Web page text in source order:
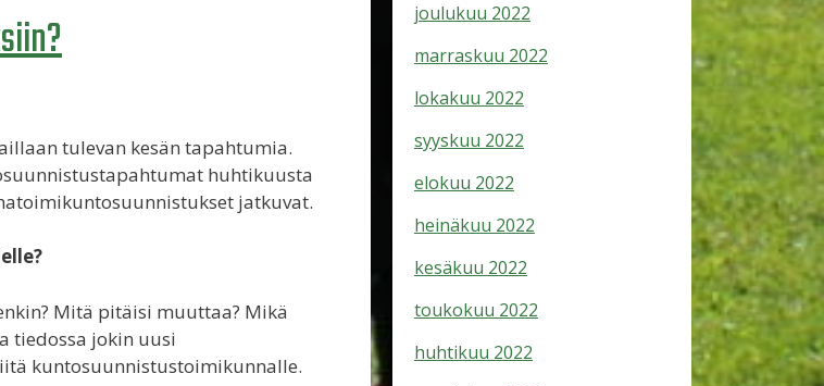
tulevan kesän tapahtumia.
huhtikuusta
jatkuvat.
Mitä pitäisi muuttaa? Mikä
tiedossa jokin uusi
kuntosuunnistustoimikunnalle.
joulukuu 2022
marraskuu 2022
lokakuu 2022
syyskuu 2022
elokuu 2022
heinäkuu 2022
kesäkuu 2022
toukokuu 2022
huhtikuu 2022